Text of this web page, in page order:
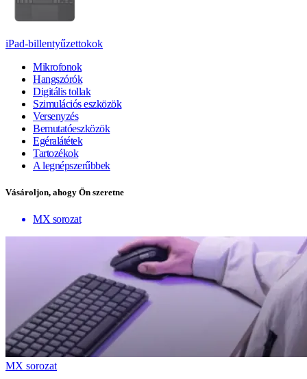
iPad-billentyűzettokok
Mikrofonok
Hangszórók
Digitális tollak
Szimulációs eszközök
Versenyzés
Bemutatóeszközök
Egéralátétek
Tartozékok
A legnépszerűbbek
Vásároljon, ahogy Ön szeretne
MX sorozat
MX sorozat